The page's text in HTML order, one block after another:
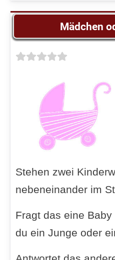
Mädchen
Stehen zwei
nebeneinander im
Fragt das eine
du ein Junge oder